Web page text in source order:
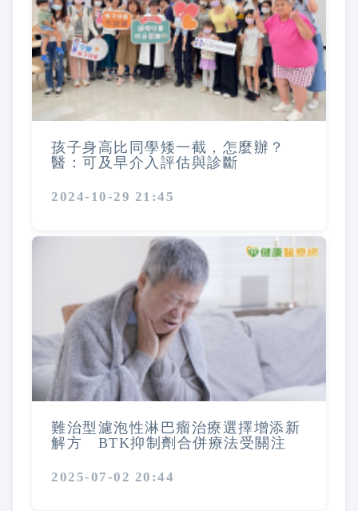
孩子身高比同學矮一截，怎麼辦？
醫：可及早介入評估與診斷
2024-10-29 21:45
難治型濾泡性淋巴瘤治療選擇增添新
解方 BTK抑制劑合併療法受關注
2025-07-02 20:44